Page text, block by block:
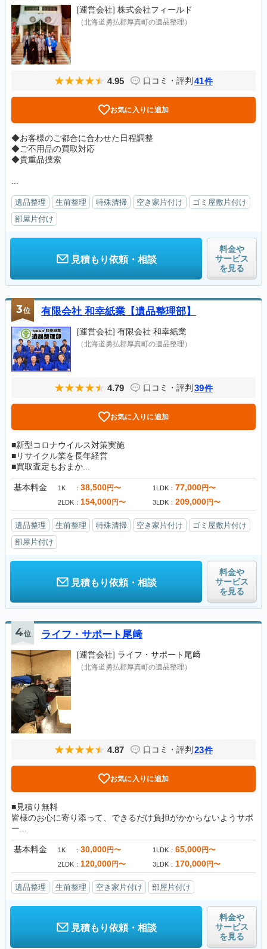
[運営会社] 株式会社フィールド
（北海道勇払郡厚真町の遺品整理）
4.95 口コミ・評判 41件
お気に入りに追加
◆お客様のご都合に合わせた日程調整
◆ご不用品の買取対応
◆貴重品捜索
遺品整理 生前整理 特殊清掃 空き家片付け
ゴミ屋敷片付け
部屋片付け
見積もり依頼・相談
料金や
サービス
を見る
3位 有限会社 和幸紙業【遺品整理部】
[運営会社] 有限会社 和幸紙業
（北海道勇払郡厚真町の遺品整理）
4.79 口コミ・評判 39件
お気に入りに追加
■新型コロナウイルス対策実施
■リサイクル業を長年経営
■買取査定もおまか...
基本料金 1K 38,500円〜 1LDK 77,000円〜
2LDK 154,000円〜 3LDK 209,000円〜
遺品整理 生前整理 特殊清掃 空き家片付け
ゴミ屋敷片付け
部屋片付け
見積もり依頼・相談
料金や
サービス
を見る
4位 ライフ・サポート尾﨑
[運営会社] ライフ・サポート尾﨑
（北海道勇払郡厚真町の遺品整理）
4.87 口コミ・評判 23件
お気に入りに追加
■見積り無料
皆様のお心に寄り添って、できるだけ負担がかからないようサポ
ー...
基本料金 1K 30,000円〜 1LDK 65,000円〜
2LDK 120,000円〜 3LDK 170,000円〜
遺品整理 生前整理 空き家片付け 部屋片付け
見積もり依頼・相談
料金や
サービス
を見る